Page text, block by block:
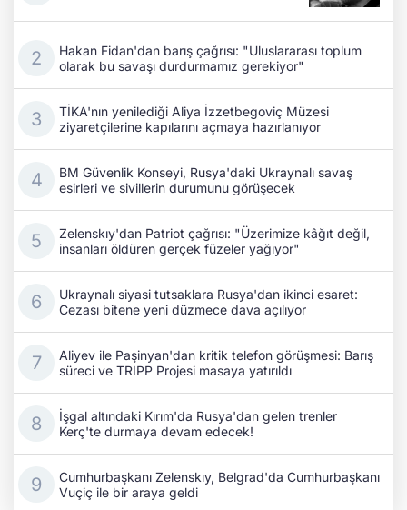
Hakan Fidan'dan barış çağrısı: "Uluslararası toplum
olarak bu savaşı durdurmamız gerekiyor"
TİKA'nın yenilediği Aliya İzzetbegoviç Müzesi
ziyaretçilerine kapılarını açmaya hazırlanıyor
BM Güvenlik Konseyi, Rusya'daki Ukraynalı savaş
esirleri ve sivillerin durumunu görüşecek
Zelenskıy'dan Patriot çağrısı: "Üzerimize kâğıt değil,
insanları öldüren gerçek füzeler yağıyor"
Ukraynalı siyasi tutsaklara Rusya'dan ikinci esaret:
Cezası bitene yeni düzmece dava açılıyor
Aliyev ile Paşinyan'dan kritik telefon görüşmesi: Barış
süreci ve TRIPP Projesi masaya yatırıldı
İşgal altındaki Kırım'da Rusya'dan gelen trenler
Kerç'te durmaya devam edecek!
Cumhurbaşkanı Zelenskıy, Belgrad'da Cumhurbaşkanı
Vuçiç ile bir araya geldi